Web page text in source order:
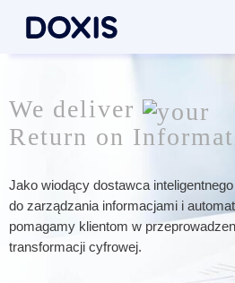
We deliver
Return on
Jako wiodący dostawca
do zarządzania informacjami i
pomagamy klientom w
transformacji cyfrowej.